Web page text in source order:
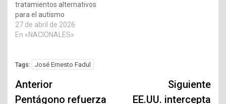
tratamientos alternativos
para el autismo
27 de abril de 2026
En «NACIONALES»
Tags: José Ernesto Fadul
Navegación
Anterior
Pentágono refuerza
Siguiente
EE.UU. intercepta